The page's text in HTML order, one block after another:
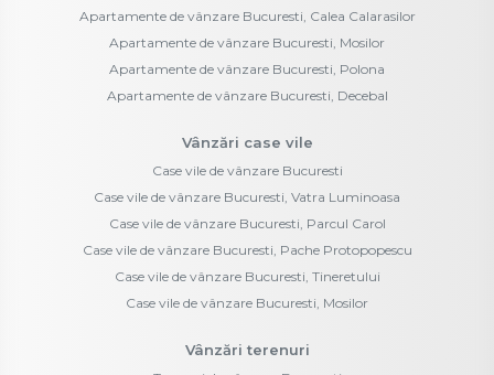
Apartamente de vânzare Bucuresti, Calea Calarasilor
Apartamente de vânzare Bucuresti, Mosilor
Apartamente de vânzare Bucuresti, Polona
Apartamente de vânzare Bucuresti, Decebal
Vânzări case vile
Case vile de vânzare Bucuresti
Case vile de vânzare Bucuresti, Vatra Luminoasa
Case vile de vânzare Bucuresti, Parcul Carol
Case vile de vânzare Bucuresti, Pache Protopopescu
Case vile de vânzare Bucuresti, Tineretului
Case vile de vânzare Bucuresti, Mosilor
Vânzări terenuri